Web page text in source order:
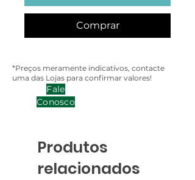
Comprar
*Preços meramente indicativos, contacte
uma das Lojas para confirmar valores!
Fale
Conosco
Produtos
relacionados